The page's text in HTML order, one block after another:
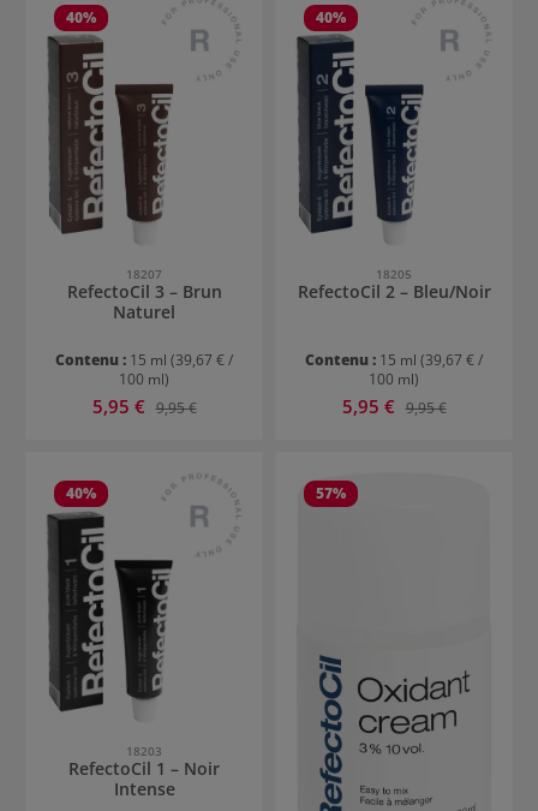
40%
18207
RefectoCil 3 – Brun
Naturel
Contenu : 15 ml (39,67 € /
100 ml)
Prix de vente :
5,95 € Prix régulier :
9,95 €
40%
18205
RefectoCil 2 – Bleu/Noir
Contenu : 15 ml (39,67 € /
100 ml)
Prix de vente :
5,95 € Prix régulier :
9,95 €
40%
18203
RefectoCil 1 – Noir
Intense
57%